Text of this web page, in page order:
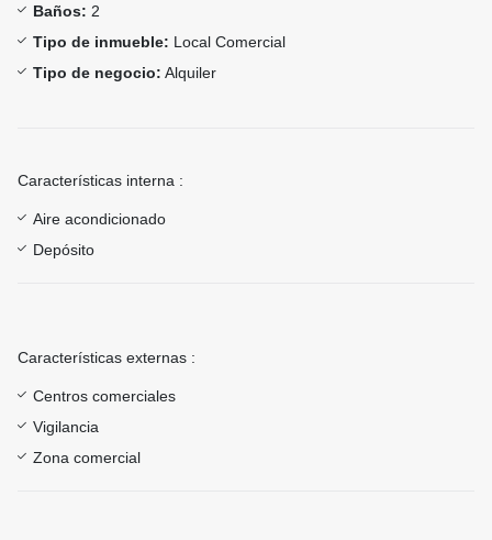
Baños: 2
Tipo de inmueble: Local Comercial
Tipo de negocio: Alquiler
Características interna :
Aire acondicionado
Depósito
Características externas :
Centros comerciales
Vigilancia
Zona comercial